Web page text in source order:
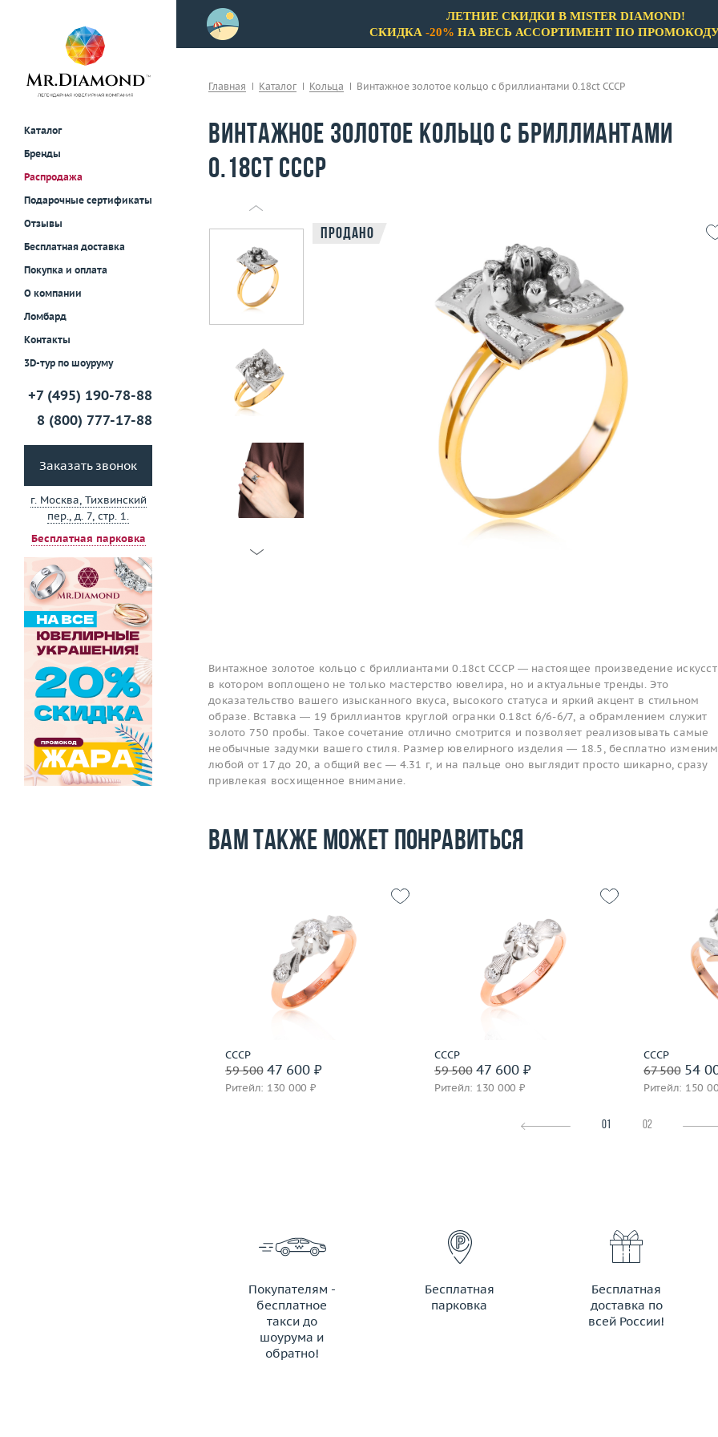
Каталог
Бренды
Распродажа
Подарочные сертификаты
Отзывы
Бесплатная доставка
Покупка и оплата
О компании
Ломбард
Контакты
3D-тур по шоуруму
+7 (495) 190-78-88
8 (800) 777-17-88
Заказать звонок
г. Москва, Тихвинский
пер., д. 7, стр. 1.
Бесплатная парковка
примерки!
ЛЕТНИЕ СКИДКИ В MISTER DIAMOND!
СКИДКА -20% НА ВЕСЬ АССОРТИМЕНТ ПО
Главная Каталог Кольца Винтажное золотое кольцо с бриллиантами 0.18ct СССР
Винтажное золотое кольцо с бриллиантами
0.18ct СССР
Продано
Винтажное золотое кольцо с бриллиантами 0.18ct СССР — настоящее произведение
в котором воплощено не только мастерство ювелира, но и актуальные тренды. Это
доказательство вашего изысканного вкуса, высокого статуса и яркий акцент в стильном
образе. Вставка — 19 бриллиантов круглой огранки 0.18ct 6/6-6/7, а обрамлением служит
золото 750 пробы. Такое сочетание отлично смотрится и позволяет реализовывать самые
необычные задумки вашего стиля. Размер ювелирного изделия — 18.5, бесплатно
любой от 17 до 20, а общий вес — 4.31 г, и на пальце оно выглядит просто шикарно, сразу
привлекая восхищенное внимание.
Вам также может понравиться
СССР
59 50047 600 ₽
Ритейл: 130 000 ₽
Материал
золото 583 пробы
Подробнее
СССР
59 50047 600 ₽
Ритейл: 130 000 ₽
Материал
золото 585 пробы
Подробнее
СССР
67 50054
Ритейл: 150
Материал
01 02
Покупателям -
бесплатное
такси до
шоурума и
обратно!
ЗАКАЗАТЬ ТАКСИ
Бесплатная
парковка
Бесплатная
доставка по
всей России!